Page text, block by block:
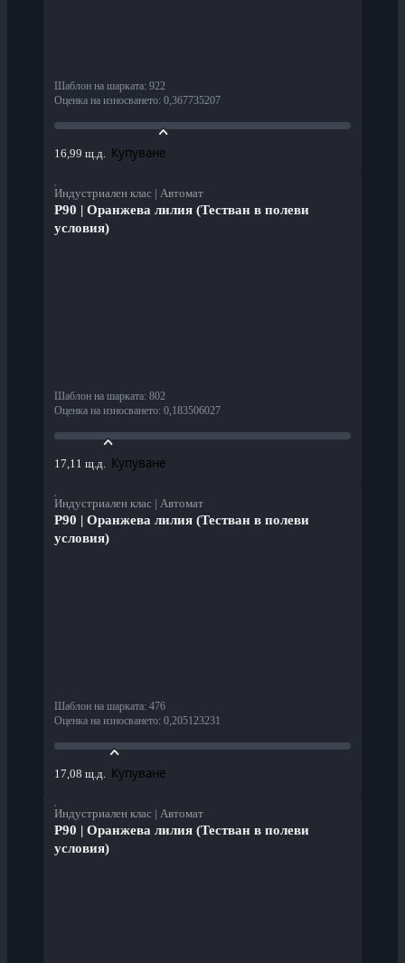
Шаблон на шарката: 922
Оценка на износването: 0,367735207
16,99 щ.д. Купуване
Индустриален клас | Автомат
P90 | Оранжева лилия (Тестван в полеви
условия)
Шаблон на шарката: 802
Оценка на износването: 0,183506027
17,11 щ.д. Купуване
Индустриален клас | Автомат
P90 | Оранжева лилия (Тестван в полеви
условия)
Шаблон на шарката: 476
Оценка на износването: 0,205123231
17,08 щ.д. Купуване
Индустриален клас | Автомат
P90 | Оранжева лилия (Тестван в полеви
условия)